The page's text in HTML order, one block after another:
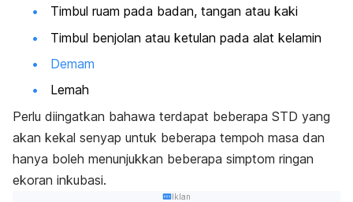
Timbul ruam pada badan, tangan atau kaki
Timbul benjolan atau ketulan pada alat kelamin
Demam
Lemah
Perlu diingatkan bahawa terdapat beberapa STD yang
akan kekal senyap untuk beberapa tempoh masa dan
hanya boleh menunjukkan beberapa simptom ringan
ekoran inkubasi.
Iklan